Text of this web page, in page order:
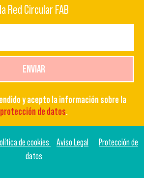
la Red Circular FAB
y acepto la información sobre la
protección de datos.
ENVIAR
de cookies Aviso Legal
Protección de
datos